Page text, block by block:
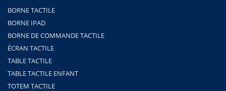
BORNE TACTILE
BORNE IPAD
BORNE DE COMMANDE TACTILE
ÉCRAN TACTILE
TABLE TACTILE
TABLE TACTILE ENFANT
TOTEM TACTILE